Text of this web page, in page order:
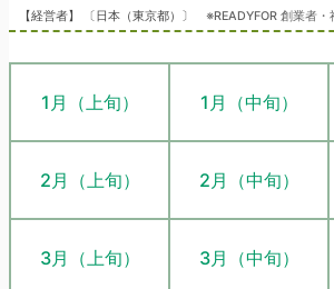
【経営者】 〔日本（東京都）〕 ※READYFOR 創業者・
1月（上旬） 1月（中旬）
2月（上旬） 2月（中旬）
3月（上旬） 3月（中旬）